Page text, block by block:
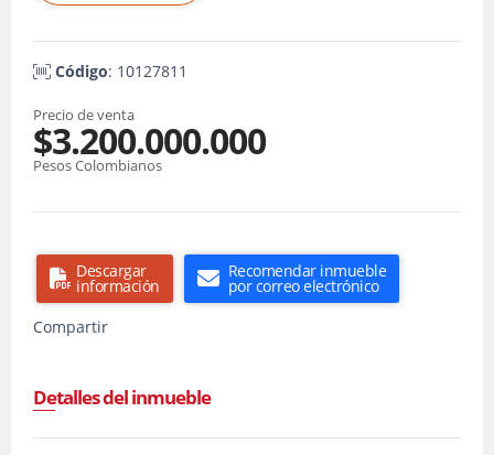
Código: 10127811
Precio de venta
$3.200.000.000
Pesos Colombianos
Descargar
información
Recomendar inmueble
por correo electrónico
Compartir
Detalles del inmueble